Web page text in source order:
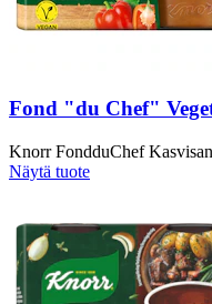
Fond "du Chef"
Knorr FondduChef
Näytä tuote